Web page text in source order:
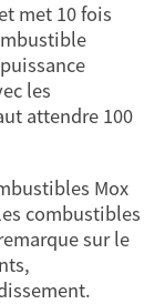
met 10 fois
les
attendre 100
Mox
combustibles
sur le